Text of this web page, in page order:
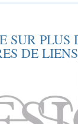
SUR
DE